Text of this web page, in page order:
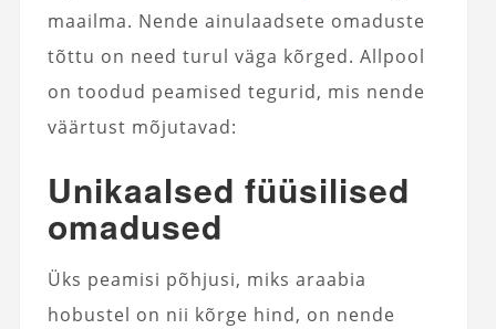
maailma. Nende ainulaadsete omaduste
tõttu on need turul väga kõrged. Allpool
on toodud peamised tegurid, mis nende
väärtust mõjutavad:
Unikaalsed füüsilised
omadused
Üks peamisi põhjusi, miks araabia
hobustel on nii kõrge hind, on nende